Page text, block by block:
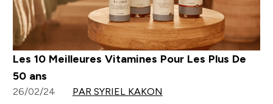
Les 10 Meilleures Vitamines Pour Les Plus De
50 ans
26/02/24 PAR SYRIEL KAKON